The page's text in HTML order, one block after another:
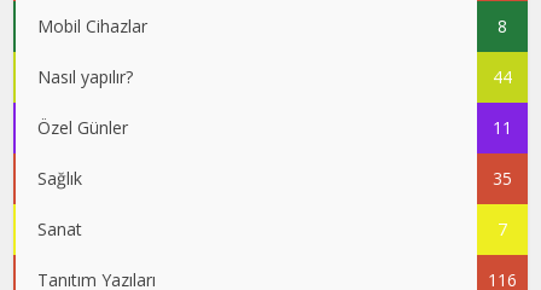
Mobil Cihazlar 8
Nasıl yapılır? 44
Özel Günler 11
Sağlık 35
Sanat 7
Tanıtım Yazıları 116